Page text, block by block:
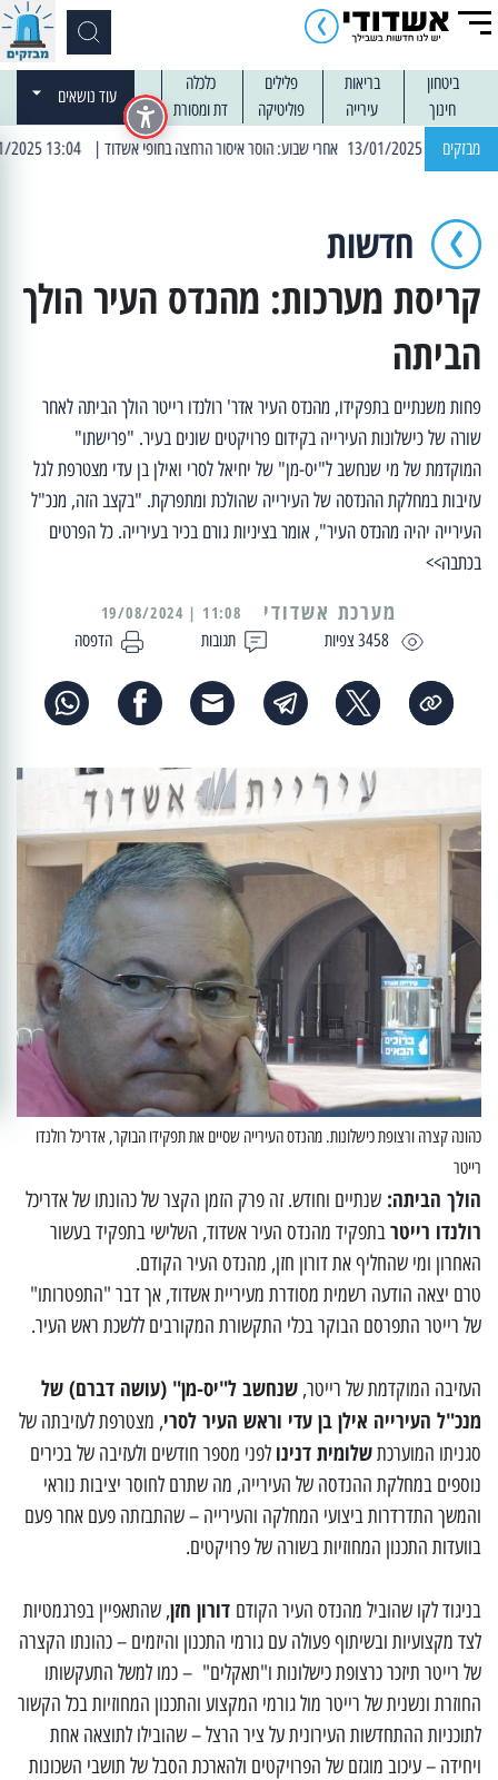
ביטחון בריאות פלילים
כלכלה
חינוך
עירייה פוליטיקה דת ומסורת
עוד נושאים
מבזקים | 13:04 14/01/2025 עובדים בלילות: עבודות קרצוף וריבוד אספלט
חדשות
קריסת מערכות: מהנדס העיר הולך
הביתה
פחות משנתיים בתפקידו, מהנדס העיר אדר' רולנדו רייטר הולך הביתה לאחר
שורה של כישלונות העירייה בקידום פרויקטים שונים בעיר. "פרישתו"
המוקדמת של מי שנחשב ל"יס-מן" של יחיאל לסרי ואילן בן עדי מצטרפת לגל
עזיבות במחלקת ההנדסה של העירייה שהולכת ומתפרקת. "בקצב הזה, מנכ"ל
העירייה יהיה מהנדס העיר", אומר בציניות גורם בכיר בעירייה. כל הפרטים
בכתבה>>
3458 צפיות תגובות הדפסה
מערכת אשדודי 11:08 | 19/08/2024
כהונה קצרה ורצופת כישלונות. מהנדס העירייה שסיים את תפקידו הבוקר, אדריכל רולנדו
רייטר
הולך הביתה: שנתיים וחודש. זה פרק הזמן הקצר של כהונתו של אדריכל
רולנדו רייטרבתפקיד מהנדס העיר אשדוד, השלישי בתפקיד בעשור
האחרון ומי שהחליף את דורון חזן, מהנדס העיר הקודם.
טרם יצאה הודעה רשמית מסודרת מעיריית אשדוד, אך דבר "התפטרותו"
של רייטר התפרסם הבוקר בכלי התקשורת המקורבים ללשכת ראש העיר.
העזיבה המוקדמת של רייטר, שנחשב ל"יס-מן" (עושה דברם) של
מנכ"ל העירייה אילן בן עדי וראש העיר לסרי, מצטרפת לעזיבתה של
סגניתו המוערכתשלומית דנינו לפני מספר חודשים ולעזיבה של בכירים
נוספים במחלקת ההנדסה של העירייה, מה שתרם לחוסר יציבות נוראי
והמשך התדרדרות ביצועי המחלקה והעירייה – שהתבזתה פעם אחר פעם
בוועדות התכנון המחוזיות בשורה של פרויקטים.
בניגוד לקו שהוביל מהנדס העיר הקודם דורון חזן, שהתאפיין בפרגמטיות
לצד מקצועיות ובשיתוף פעולה עם גורמי התכנון והיזמים – כהונתו הקצרה
של רייטר תיזכר כרצופת כישלונות ו"תאקלים" – כמו למשל התעקשותו
החוזרת ונשנית של רייטר מול גורמי המקצוע והתכנון המחוזיות בכל הקשור
לתוכניות ההתחדשות העירונית על ציר הרצל – שהובילו לתוצאה אחת
ויחידה – עיכוב מוגזם של הפרויקטים ולהארכת הסבל של תושבי השכונות